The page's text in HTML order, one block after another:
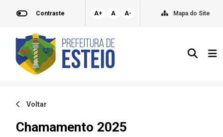
Contraste A+ A A- Mapa do Site
Voltar
Chamamento 2025